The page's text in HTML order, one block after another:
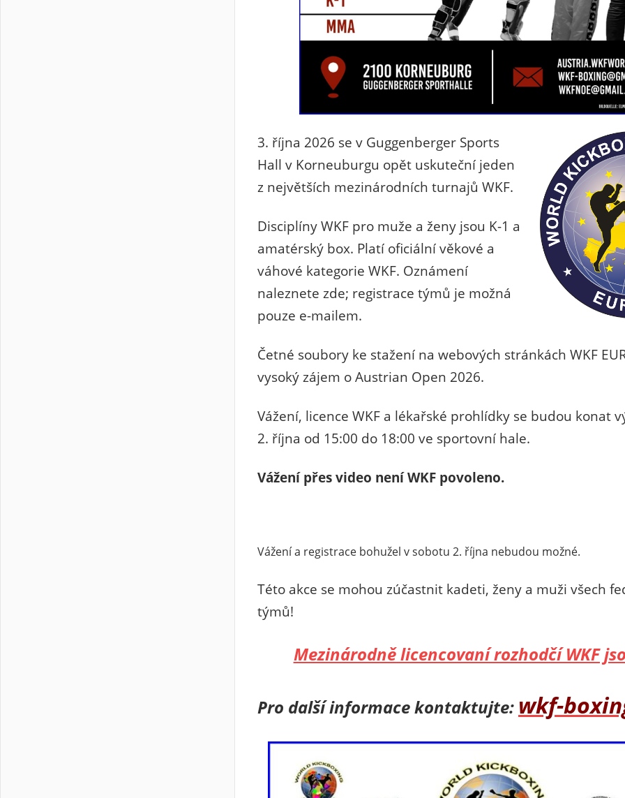
3. října 2026 se v Guggenberger Sports
Hall v Korneuburgu opět uskuteční jeden
z největších mezinárodních turnajů WKF.
Disciplíny WKF pro muže a ženy jsou K-1 a
amatérský box. Platí oficiální věkové a
váhové kategorie WKF. Oznámení
naleznete zde; registrace týmů je možná
pouze e-mailem.
Četné soubory ke stažení na webových stránkách WKF
vysoký zájem o Austrian Open 2026.
Vážení, licence WKF a lékařské prohlídky se budou konat
2. října od 15:00 do 18:00 ve sportovní hale.
Vážení přes video není WKF povoleno.
Vážení a registrace bohužel v sobotu 2. října nebudou možné.
Této akce se mohou zúčastnit kadeti, ženy a muži všech
týmů!
Mezinárodně licencovaní rozhodčí WKF
Pro další informace kontaktujte: wkf-